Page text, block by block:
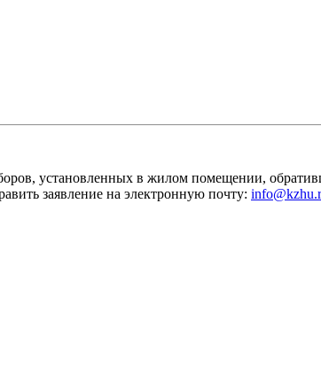
установленных в жилом помещении,
заявление на электронную почту: